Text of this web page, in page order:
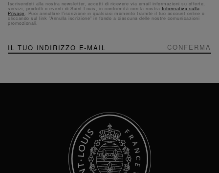
Iscrivendoti alla nostra newsletter, accetti di ricevere via email informazioni su offerte,
servizi, prodotti o eventi di Saint-Louis, in conformità con la nostra Informativa sulla
Privacy . Puoi annullare l'iscrizione in qualsiasi momento tramite il tuo account online o
cliccando sul link "Annulla iscrizione" in fondo a ciascuna delle nostre comunicazioni
promozionali.
NEWSLETTER
Iscriviti
alla
CONFERMA